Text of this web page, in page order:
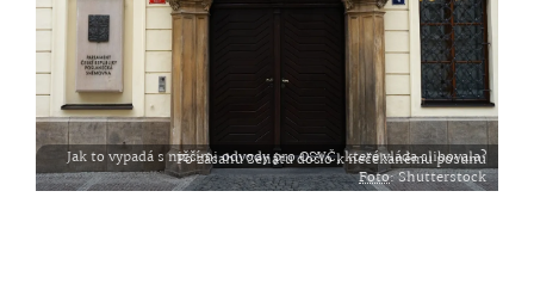
Jak to vypadá s nižšími odvody pro OSVČ, které vláda slibovala? Po zásahu Senátu došlo k nečekanému posunu
Foto: Shutterstock